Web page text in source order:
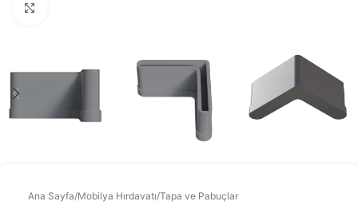
Ana Sayfa/Mobilya Hırdavatı/Tapa ve Pabuçlar